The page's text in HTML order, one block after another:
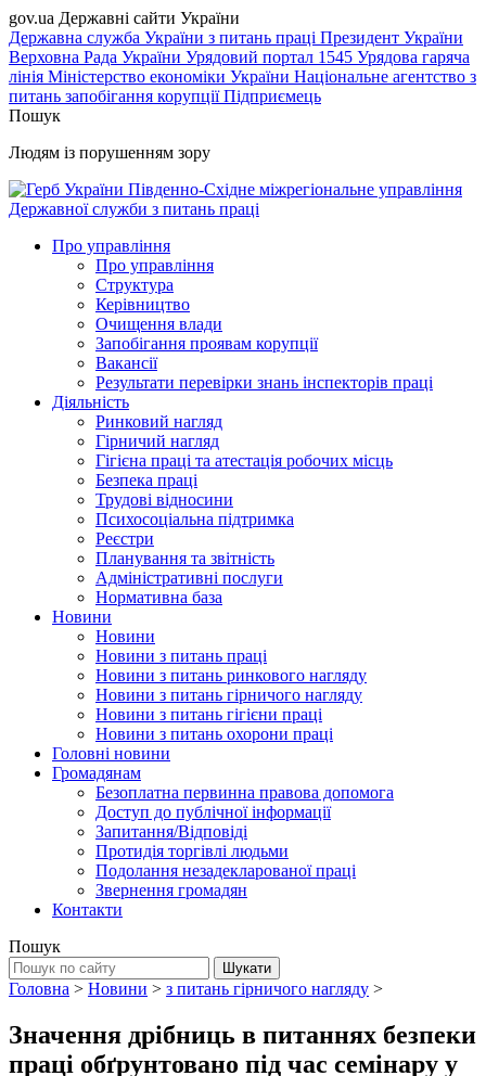
gov.ua Державні сайти України
Державна служба України з питань праці Президент України
Верховна Рада України Урядовий портал 1545 Урядова гаряча
лінія Міністерство економіки України Національне агентство з
питань запобігання корупціїПідприємець
Пошук
Людям із порушенням зору
Південно-Східне міжрегіональне управління
Державної служби з питань праці
Про управління
Про управління
Структура
Керівництво
Очищення влади
Запобігання проявам корупції
Вакансії
Результати перевірки знань інспекторів праці
Діяльність
Ринковий нагляд
Гірничий нагляд
Гігієна праці та атестація робочих місць
Безпека праці
Трудові відносини
Психосоціальна підтримка
Реєстри
Планування та звітність
Адміністративні послуги
Нормативна база
Новини
Новини
Новини з питань праці
Новини з питань ринкового нагляду
Новини з питань гірничого нагляду
Новини з питань гігієни праці
Новини з питань охорони праці
Головні новини
Громадянам
Безоплатна первинна правова допомога
Доступ до публічної інформації
Запитання/Відповіді
Протидія торгівлі людьми
Подолання незадекларованої праці
Звернення громадян
Контакти
Пошук
Головна > Новини > з питань гірничого нагляду >
Значення дрібниць в питаннях безпеки
праці обґрунтовано під час семінару у